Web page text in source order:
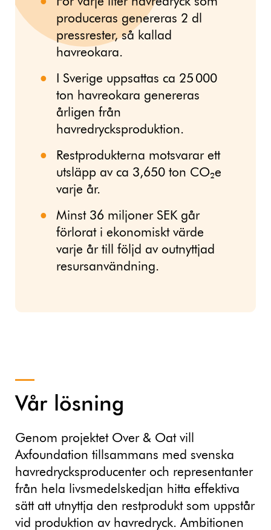
produceras genereras 2 dl
pressrester, så kallad
havreokara.
I Sverige uppsattas ca 25 000
ton havreokara genereras
årligen från
havredrycksproduktion.
Restprodukterna motsvarar ett
utsläpp av ca 3,650 ton CO₂e
varje år.
Minst 36 miljoner SEK går
förlorat i ekonomiskt värde
varje år till följd av outnyttjad
resursanvändning.
Vår lösning
Genom projektet Over & Oat vill
Axfoundation tillsammans med svenska
havredrycksproducenter och representanter
från hela livsmedelskedjan hitta effektiva
sätt att utnyttja den restprodukt som uppstår
vid produktion av havredryck. Ambitionen